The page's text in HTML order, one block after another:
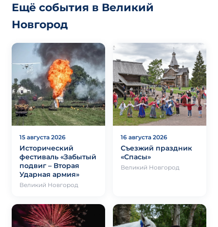
Ещё события в Великий
Новгород
15 августа 2026
Исторический
фестиваль «Забытый
подвиг – Вторая
Ударная армия»
Великий Новгород
16 августа 2026
Съезжий праздник
«Спасы»
Великий Новгород